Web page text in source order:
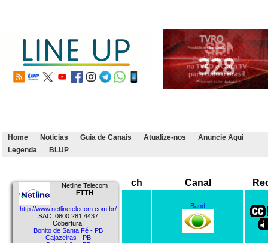
Home Noticias Guia de Canais Atualize-nos
Anuncie Aqui
Legenda
BLUP
Netline Telecom
FTTH
http://www.netlinetelecom.com.br/
SAC: 0800 281 4437
Cobertura:
Bonito de Santa Fé - PB
Cajazeiras - PB
ch Canal
Band